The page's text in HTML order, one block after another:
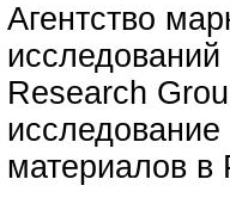
Агентство
Research
материалов в